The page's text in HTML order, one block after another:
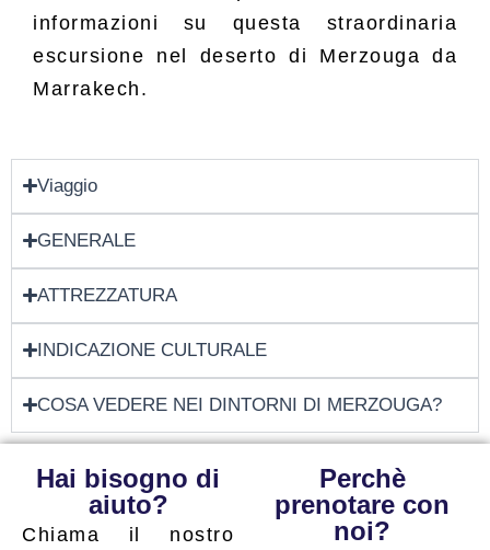
informazioni su questa straordinaria
escursione nel deserto di Merzouga da
Marrakech.
Viaggio
GENERALE
ATTREZZATURA
INDICAZIONE CULTURALE
COSA VEDERE NEI DINTORNI DI MERZOUGA?
Hai bisogno di
aiuto?
Chiama il nostro
Perchè
prenotare con
noi?